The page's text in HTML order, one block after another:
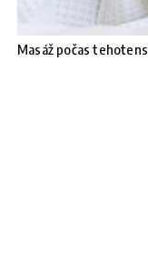
Masáž počas